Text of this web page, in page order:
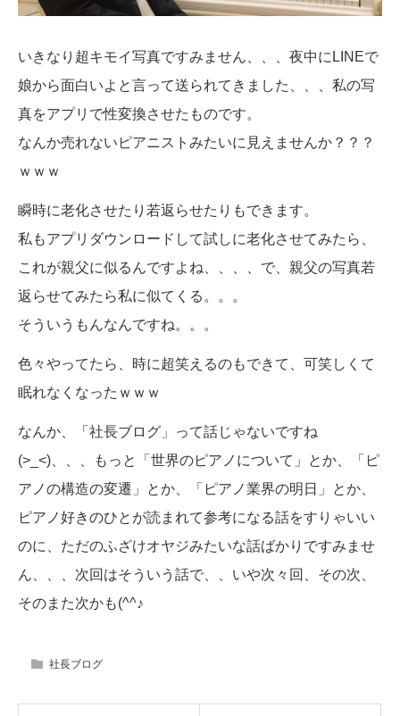
いきなり超キモイ写真ですみません、、、夜中にLINEで
娘から面白いよと言って送られてきました、、、私の写
真をアプリで性変換させたものです。
なんか売れないピアニストみたいに見えませんか？？？
ｗｗｗ
瞬時に老化させたり若返らせたりもできます。
私もアプリダウンロードして試しに老化させてみたら、
これが親父に似るんですよね、、、、で、親父の写真若
返らせてみたら私に似てくる。。。
そういうもんなんですね。。。
色々やってたら、時に超笑えるのもできて、可笑しくて
眠れなくなったｗｗｗ
なんか、「社長ブログ」って話じゃないですね
(>_<)、、、もっと「世界のピアノについて」とか、「ピ
アノの構造の変遷」とか、「ピアノ業界の明日」とか、
ピアノ好きのひとが読まれて参考になる話をすりゃいい
のに、ただのふざけオヤジみたいな話ばかりですみませ
ん、、、次回はそういう話で、、いや次々回、その次、
そのまた次かも(^^♪
社長ブログ